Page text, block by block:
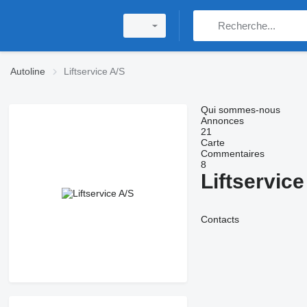
Autoline Liftservice A/S
Qui sommes-nous
Annonces
21
Carte
Commentaires
8
Liftservice
Contacts